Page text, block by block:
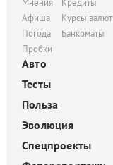
Мнения
Афиша
Погода
Пробки
Кредиты
Курсы валют
Банкоматы
Авто
Тесты
Польза
Эволюция
Спецпроекты